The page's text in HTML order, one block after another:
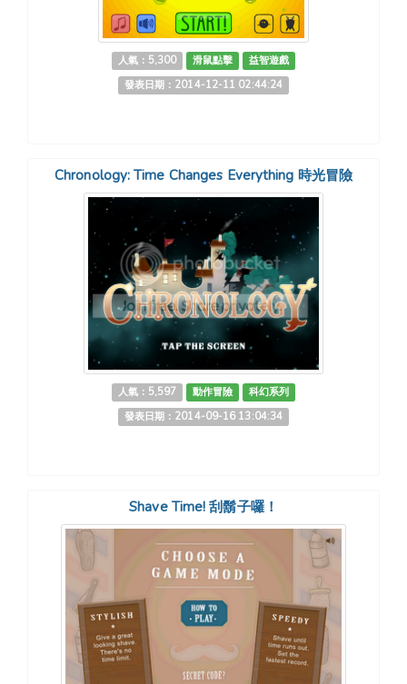
人氣：5,300 滑鼠點擊
益智遊戲
發表日期：2014-12-11 02:44:24
Chronology: Time Changes Everything 時光冒險
人氣：5,597 動作冒險
科幻系列
發表日期：2014-09-16 13:04:34
Shave Time! 刮鬍子囉！